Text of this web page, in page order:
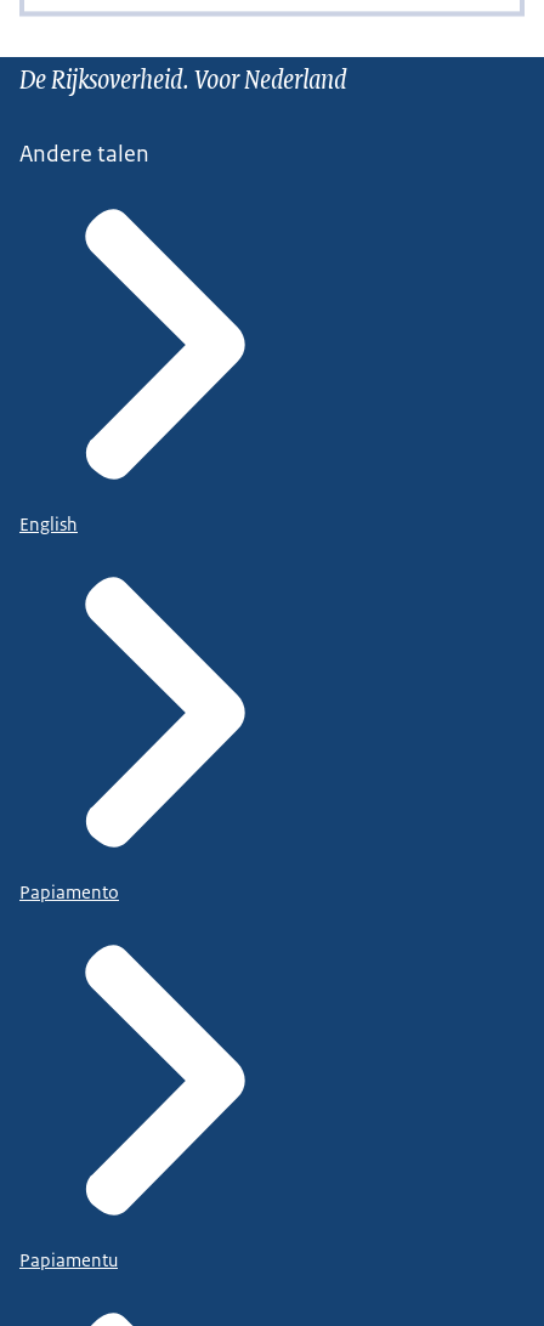
De Rijksoverheid. Voor Nederland
Andere talen
English
Papiamento
Papiamentu